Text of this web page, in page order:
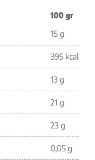
100 gr
15 g
395 kcal
13 g
21 g
23 g
0,05 g